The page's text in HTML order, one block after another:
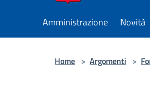
Amministrazione Novità
Home > Argomenti >